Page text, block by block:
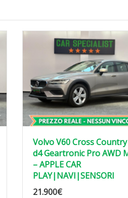
Volvo V60 Cross Country
d4 Geartronic Pro AWD
– APPLE CAR
PLAY|NAVI|SENSORI
21.900€